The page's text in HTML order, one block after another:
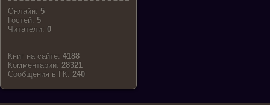
Онлайн: 5
Гостей: 5
Читатели:0
Книг на сайте:4188
Комментарии:28321
Cообщения в ГК:240